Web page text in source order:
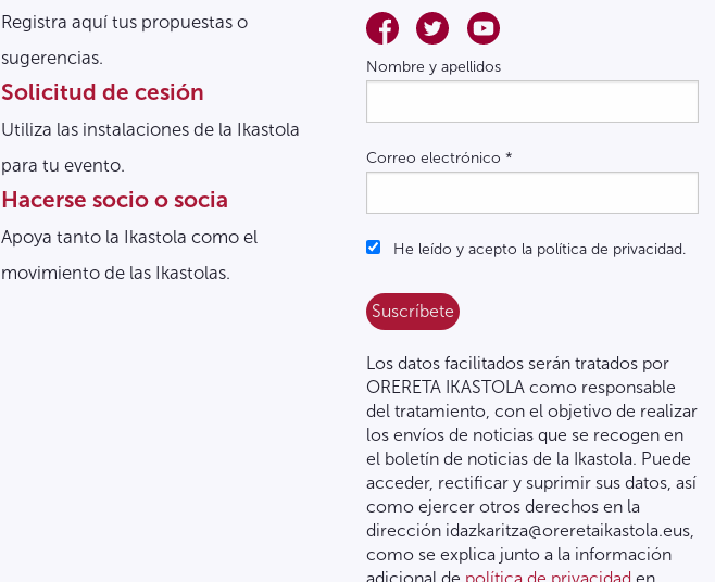
Registra aquí tus propuestas o
sugerencias.
Solicitud de cesión
Utiliza las instalaciones de la Ikastola
para tu evento.
Hacerse socio o socia
Apoya tanto la Ikastola como el
movimiento de las Ikastolas.
Nombre y apellidos
Correo electrónico *
He leído y acepto la política de privacidad.
Los datos facilitados serán tratados por
ORERETA IKASTOLA como responsable
del tratamiento, con el objetivo de realizar
los envíos de noticias que se recogen en
el boletín de noticias de la Ikastola. Puede
acceder, rectificar y suprimir sus datos, así
como ejercer otros derechos en la
dirección idazkaritza@oreretaikastola.eus,
como se explica junto a la información